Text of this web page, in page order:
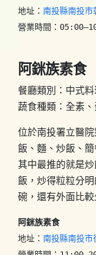
地址： 南投縣南投市
營業時間：
阿銤族素食
餐廳類別：中式
蔬食種類：全素
位於南投署立醫
飯、麵、炒飯、
其中最推的就是
飯，炒得粒粒分
碗，還有外面比
阿銤族素食
地址： 南投縣南投市